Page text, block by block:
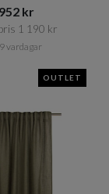
952 kr​​
1 190 kr​​
vardagar
OUTLET